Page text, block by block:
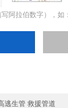
阿拉伯数字），如
逃生管 救援管道